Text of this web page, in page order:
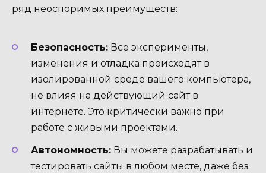
ряд неоспоримых преимуществ:
Безопасность: Все эксперименты,
изменения и отладка происходят в
изолированной среде вашего компьютера,
не влияя на действующий сайт в
интернете. Это критически важно при
работе с живыми проектами.
Автономность: Вы можете разрабатывать и
тестировать сайты в любом месте, даже без